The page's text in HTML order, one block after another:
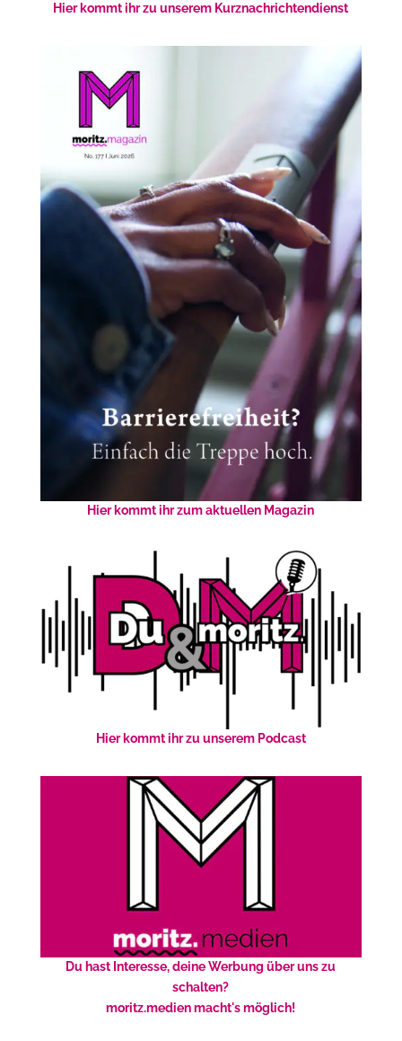
Hier kommt ihr zu unserem Kurznachrichtendienst
Hier kommt ihr zum aktuellen Magazin
Hier kommt ihr zu unserem Podcast
Du hast Interesse, deine Werbung über uns zu
schalten?
moritz.medien macht's möglich!